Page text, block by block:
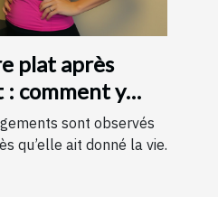
plat après
: comment y
sont observés
qu’elle ait donné la vie.